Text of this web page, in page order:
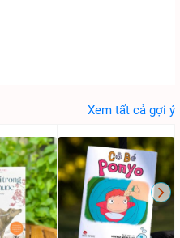
Xem tất cả gợi ý